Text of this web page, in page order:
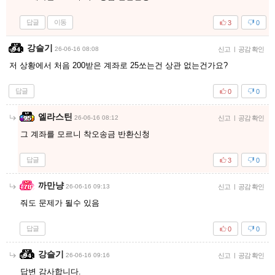
답글 이동 0
3
강슬기 26-06-16 08:08 신고 | 공감 확인
저 상황에서 처음 200받은 계좌로 25쏘는건 상관 없는건가요?
답글 0
0
엘라스틴 26-06-16 08:12 신고 | 공감 확인
그 계좌를 모르니 착오송금 반환신청
답글 0
3
까만냥 26-06-16 09:13 신고 | 공감 확인
줘도 문제가 될수 있음
답글 0
0
강슬기 26-06-16 09:16 신고 | 공감 확인
답변 감사합니다.